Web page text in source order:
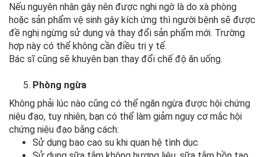
Nếu nguyên nhân gây nên được nghi ngờ là do xà phòng
hoặc sản phẩm vệ sinh gây kích ứng thì người bệnh sẽ được
đề nghị ngừng sử dụng và thay đổi sản phẩm mới. Trường
hợp này có thể không cần điều trị y tế.
Bác sĩ cũng sẽ khuyên bạn thay đổi chế độ ăn uống.
Phòng ngừa
Không phải lúc nào cũng có thể ngăn ngừa được hội chứng
niệu đạo, tuy nhiên, bạn có thể làm giảm nguy cơ mắc hội
chứng niệu đạo bằng cách:
Sử dụng bao cao su khi quan hệ tình dục